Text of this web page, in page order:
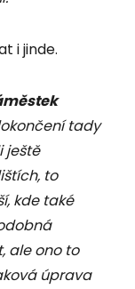
i jinde.
tady
ještě
to
kde také
ale ono to
úprava